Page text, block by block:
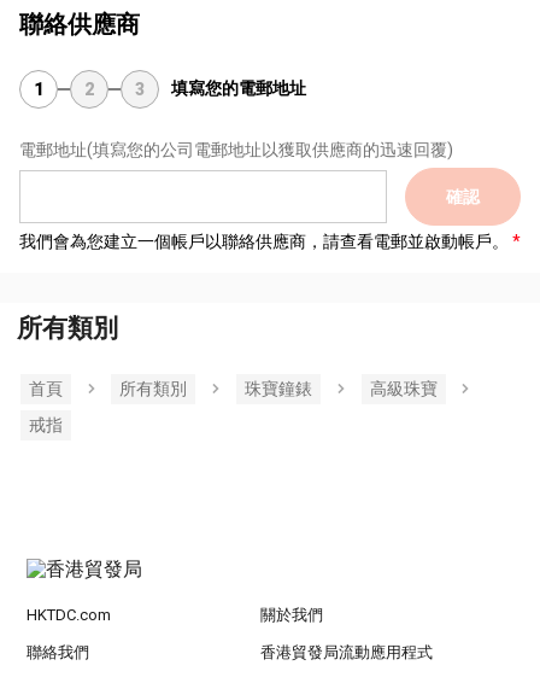
聯絡供應商
1 2 3 填寫您的電郵地址
電郵地址(填寫您的公司電郵地址以獲取供應商的迅速回覆)
確認
我們會為您建立一個帳戶以聯絡供應商，請查看電郵並啟動帳戶。
所有類別
首頁 所有類別 珠寶鐘錶
高級珠寶
戒指
HKTDC.com 關於我們
聯絡我們 香港貿發局流動應用程式